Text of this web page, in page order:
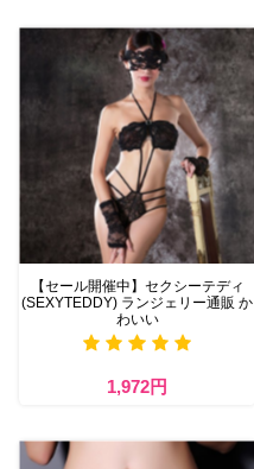
【セール開催中】セクシーテディ
(SEXYTEDDY) ランジェリー通販 か
わいい
1,972円